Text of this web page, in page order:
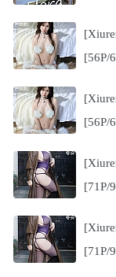
[56P/
[56P/
[71P/
[71P/